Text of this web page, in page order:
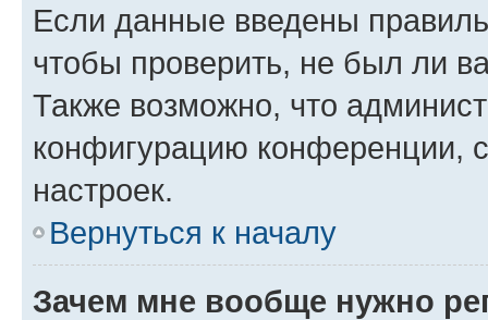
Если данные введены
чтобы проверить, не был ли
Также возможно, что
конфигурацию конференции,
настроек.
Вернуться к началу
Зачем мне вообще нужно